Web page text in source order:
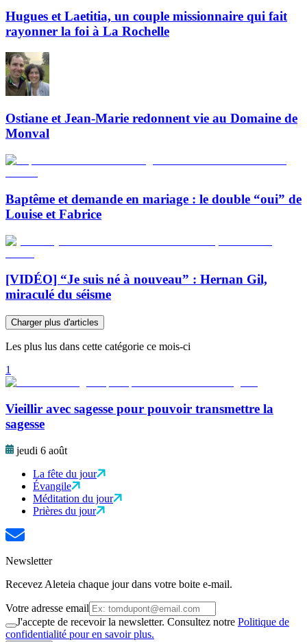
Hugues et Laetitia, un couple missionnaire qui fait
rayonner la foi à La Rochelle
Ostiane et Jean-Marie redonnent vie au Domaine de
Monval
Baptême et demande en mariage : le double “oui” de
Louise et Fabrice
[VIDÉO] “Je suis né à nouveau” : Hernan Gil,
miraculé du séisme
Charger plus d'articles
Les plus lus dans cette catégorie ce mois-ci
1
Vieillir avec sagesse pour pouvoir transmettre la
sagesse
jeudi 6 août
La fête du jour
Évangile
Méditation du jour
Prières du jour
Newsletter
Recevez Aleteia chaque jour dans votre boite e-mail.
Votre adresse email
J'accepte de recevoir la newsletter. Consultez notre Politique de
confidentialité pour en savoir plus.